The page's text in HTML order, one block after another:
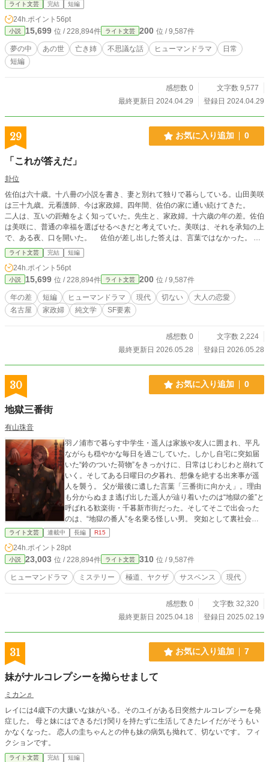
ライト文芸 完結 短編
24h.ポイント 56pt
小説 15,699 位 / 228,894件 ライト文芸 200 位 / 9,587件
夢の中 あの世 亡き姉 不思議な話 ヒューマンドラマ
日常
短編
感想数 0
文字数 9,577
最終更新日 2024.04.29
登録日 2024.04.29
29 お気に入り追加 0
「これが答えだ」
卦位
佐伯は六十歳。十八冊の小説を書き、妻と別れて独りで暮らしている。山田美咲
は三十九歳。元看護師、今は家政婦。四年間、佐伯の家に通い続けてきた。
二人は、互いの距離をよく知っていた。先生と、家政婦。十六歳の年の差。佐伯
は美咲に、普通の幸福を選ばせるべきだと考えていた。美咲は、それを承知の上
で、ある夜、口を開いた。 佐伯が差し出した答えは、言葉ではなかった。
名古屋・覚王山。坂の上の古い家を舞台に、ある夜の選択を描く短編。 ※本作
はプロットを著者が作成し、本文の生成にAI（Claude）を利用しています。 ※
本作の続編「同じ速度で」（R18・全十九話）を連載中です。
ライト文芸 完結 短編
24h.ポイント 56pt
小説 15,699 位 / 228,894件 ライト文芸 200 位 / 9,587件
年の差 短編 ヒューマンドラマ 現代 切ない
大人の恋愛
名古屋
家政婦 純文学 SF要素
感想数 0
文字数 2,224
最終更新日 2026.05.28
登録日 2026.05.28
30 お気に入り追加 0
地獄三番街
有山珠音
羽ノ浦市で暮らす中学生・遥人は家族や友人に囲まれ、平凡
ながらも穏やかな毎日を過ごしていた。しかし自宅に突如届
いた“鈴のついた荷物”をきっかけに、日常はじわじわと崩れて
いく。そしてある日曜日の夕暮れ、想像を絶する出来事が遥
人を襲う。 父が最後に遺した言葉「三番街に向かえ」。理由
も分からぬまま逃げ出した遥人が辿り着いたのは“地獄の釜”と
呼ばれる歓楽街・千暮新市街だった。そしてそこで出会った
のは、“地獄の番人”を名乗る怪しい男。 突如として裏社会へ
と足を踏み入れた遥人を待ち受けるものとは──。
ライト文芸 連載中 長編 R15
24h.ポイント 28pt
小説 23,003 位 / 228,894件 ライト文芸 310 位 / 9,587件
ヒューマンドラマ ミステリー 極道、ヤクザ サスペンス 現代
感想数 0
文字数 32,320
最終更新日 2025.04.18
登録日 2025.02.19
31 お気に入り追加 7
妹がナルコレプシーを拗らせまして
ミカン♬
レイには4歳下の大嫌いな妹がいる。そのユイがある日突然ナルコレプシーを発
症した。 母と妹にはできるだけ関りを持たずに生活してきたレイだがそうもい
かなくなった。 恋人の圭ちゃんとの仲も妹の病気も拗れて、切ないです。 フィ
クションです。
ライト文芸 完結 短編